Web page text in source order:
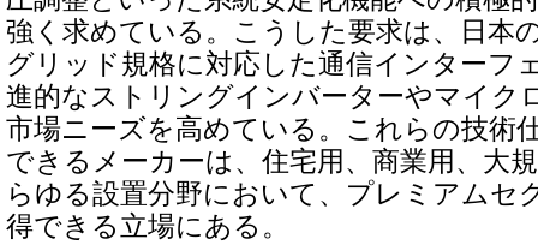
強く求めている。こうした要求は、日本
グリッド規格に対応した通信インターフ
進的なストリングインバーターやマイク
市場ニーズを高めている。これらの技術
できるメーカーは、住宅用、商業用、大
らゆる設置分野において、プレミアムセ
得できる立場にある。